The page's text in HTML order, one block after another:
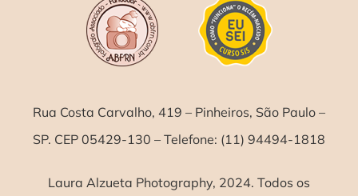
Rua Costa Carvalho, 419 – Pinheiros, São Paulo –
SP. CEP 05429-130 – Telefone: (11) 94494-1818
Laura Alzueta Photography, 2024. Todos os